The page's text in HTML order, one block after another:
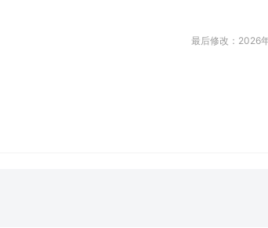
最后修改：2026